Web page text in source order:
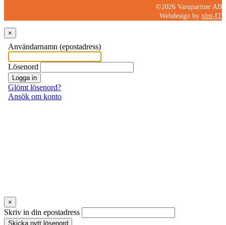
©2026 Varupartner AB
Webdesign by xlnt-IT
×
×
Skriv in din epostadress
Skicka nytt lösenord